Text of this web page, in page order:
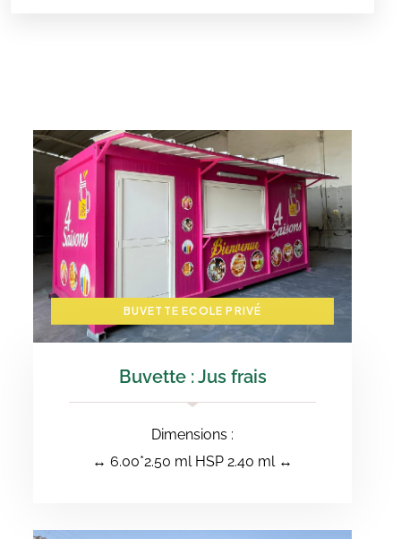
BUVETTE ECOLE PRIVÉ
Buvette : Jus frais
Dimensions :
↔️ 6.00*2.50 ml HSP 2.40 ml ↔️